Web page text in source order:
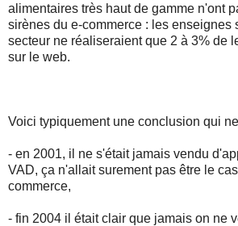
alimentaires très haut de gamme n'ont
sirènes du e-commerce : les enseignes
secteur ne réaliseraient que 2 à 3% de
sur le web.
Voici typiquement une conclusion qui
- en 2001, il ne s'était jamais vendu
VAD, ça n'allait surement pas être le
commerce,
- fin 2004 il était clair que jamais on ne